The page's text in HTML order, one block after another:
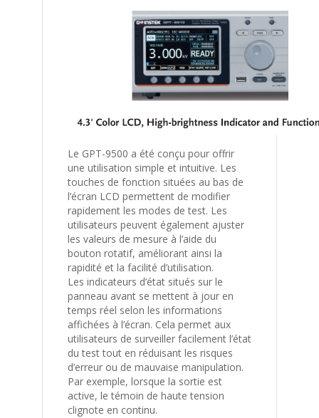
Le GPT-9500 a été conçu pour offrir
une utilisation simple et intuitive. Les
touches de fonction situées au bas de
l’écran LCD permettent de modifier
rapidement les modes de test. Les
utilisateurs peuvent également ajuster
les valeurs de mesure à l’aide du
bouton rotatif, améliorant ainsi la
rapidité et la facilité d’utilisation.
Les indicateurs d’état situés sur le
panneau avant se mettent à jour en
temps réel selon les informations
affichées à l’écran. Cela permet aux
utilisateurs de surveiller facilement l’état
du test tout en réduisant les risques
d’erreur ou de mauvaise manipulation.
Par exemple, lorsque la sortie est
active, le témoin de haute tension
clignote en continu.